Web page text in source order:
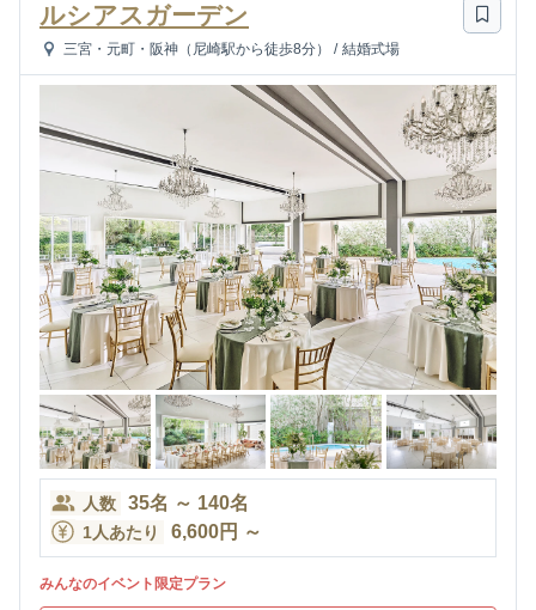
ルシアスガーデン
三宮・元町・阪神（尼崎駅から徒歩8分） / 結婚式場
人数 35名 ～ 140名
1人あたり 6,600円 ～
みんなのイベント限定プラン